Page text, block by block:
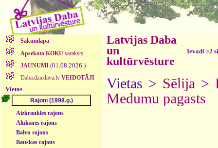
Sākumlapa
Apsekoto KOKUsaraksts
JAUNUMI (01.08.2026.)
Daba.dziedava.lv VEIDOTĀJI
Vietas
Aizkraukles rajons
Alūksnes rajons
Balvu rajons
Bauskas rajons
Latvijas Daba
un
kultūrvēsture
Ievadi >2
Vietas > Sēlija >
Medumu pagasts